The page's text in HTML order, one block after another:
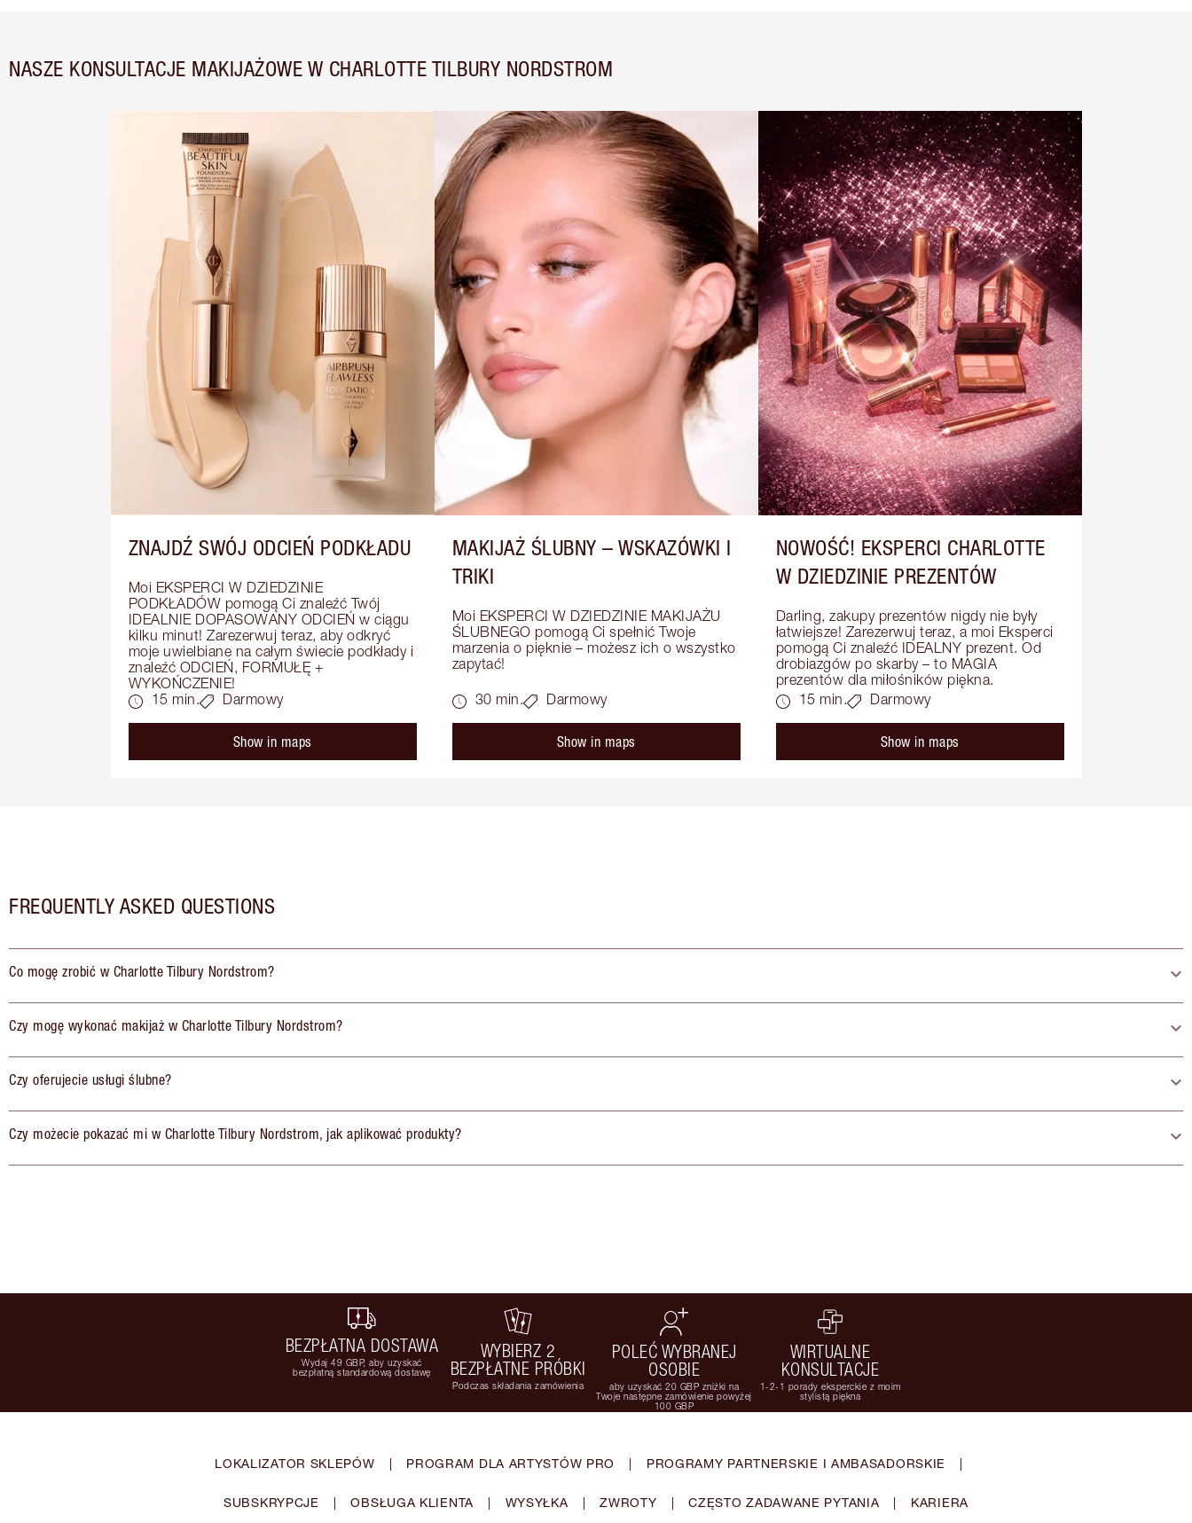
NASZE KONSULTACJE MAKIJAŻOWE W CHARLOTTE TILBURY NORDSTROM
ZNAJDŹ SWÓJ ODCIEŃ PODKŁADU
Moi EKSPERCI W DZIEDZINIE
PODKŁADÓW pomogą Ci znaleźć Twój
IDEALNIE DOPASOWANY ODCIEŃ w ciągu
kilku minut! Zarezerwuj teraz, aby odkryć
moje uwielbiane na całym świecie podkłady i
znaleźć ODCIEŃ, FORMUŁĘ +
WYKOŃCZENIE!
15 min.
Darmowy
Show in maps
MAKIJAŻ ŚLUBNY – WSKAZÓWKI I
TRIKI
Moi EKSPERCI W DZIEDZINIE MAKIJAŻU
ŚLUBNEGO pomogą Ci spełnić Twoje
marzenia o pięknie – możesz ich o wszystko
zapytać!
30 min. Darmowy
Show in maps
NOWOŚĆ! EKSPERCI CHARLOTTE
W DZIEDZINIE PREZENTÓW
Darling, zakupy prezentów nigdy nie były
łatwiejsze! Zarezerwuj teraz, a moi Eksperci
pomogą Ci znaleźć IDEALNY prezent. Od
drobiazgów po skarby – to MAGIA
prezentów dla miłośników piękna.
15 min.
Darmowy
Show in maps
FREQUENTLY ASKED QUESTIONS
Co mogę zrobić w Charlotte Tilbury Nordstrom?
Czy mogę wykonać makijaż w Charlotte Tilbury Nordstrom?
Czy oferujecie usługi ślubne?
Czy możecie pokazać mi w Charlotte Tilbury Nordstrom, jak aplikować produkty?
BEZPŁATNA DOSTAWA
Wydaj 49 GBP, aby uzyskać
bezpłatną standardową dostawę
WYBIERZ 2
BEZPŁATNE PRÓBKI
Podczas składania zamówienia
POLEĆ WYBRANEJ
OSOBIE
aby uzyskać 20 GBP zniżki na
Twoje następne zamówienie powyżej
100 GBP
WIRTUALNE
KONSULTACJE
1-2-1 porady eksperckie z moim
stylistą piękna
LOKALIZATOR SKLEPÓW | PROGRAM DLA ARTYSTÓW PRO | PROGRAMY PARTNERSKIE I AMBASADORSKIE |
SUBSKRYPCJE | OBSŁUGA KLIENTA | WYSYŁKA | ZWROTY | CZĘSTO ZADAWANE PYTANIA | KARIERA